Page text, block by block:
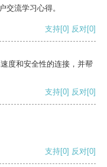
交流学习心得。
支持[0] 反对[0]
度和安全性的连接，并帮
支持[0] 反对[0]
支持[0] 反对[0]